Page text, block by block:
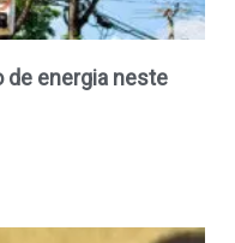
de energia neste